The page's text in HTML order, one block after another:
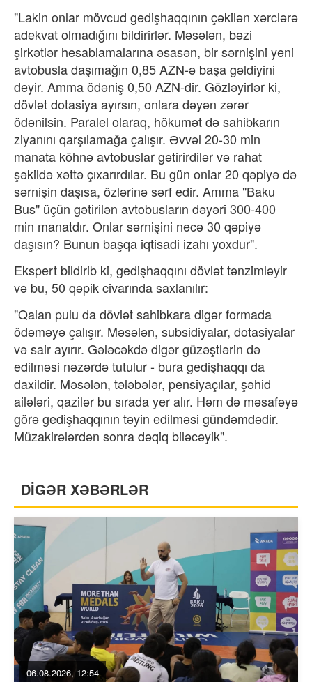
"Lakin onlar mövcud gedişhaqqının çəkilən xərclərə
adekvat olmadığını bildirirlər. Məsələn, bəzi
şirkətlər hesablamalarına əsasən, bir sərnişini yeni
avtobusla daşımağın 0,85 AZN-ə başa gəldiyini
deyir. Amma ödəniş 0,50 AZN-dir. Gözləyirlər ki,
dövlət dotasiya ayırsın, onlara dəyən zərər
ödənilsin. Paralel olaraq, hökumət də sahibkarın
ziyanını qarşılamağa çalışır. Əvvəl 20-30 min
manata köhnə avtobuslar gətirirdilər və rahat
şəkildə xəttə çıxarırdılar. Bu gün onlar 20 qəpiyə də
sərnişin daşısa, özlərinə sərf edir. Amma "Baku
Bus" üçün gətirilən avtobusların dəyəri 300-400
min manatdır. Onlar sərnişini necə 30 qəpiyə
daşısın? Bunun başqa iqtisadi izahı yoxdur".
Ekspert bildirib ki, gedişhaqqını dövlət tənzimləyir
və bu, 50 qəpik civarında saxlanılır:
"Qalan pulu da dövlət sahibkara digər formada
ödəməyə çalışır. Məsələn, subsidiyalar, dotasiyalar
və sair ayırır. Gələcəkdə digər güzəştlərin də
edilməsi nəzərdə tutulur - bura gedişhaqqı da
daxildir. Məsələn, tələbələr, pensiyaçılar, şəhid
ailələri, qazilər bu sırada yer alır. Həm də məsafəyə
görə gedişhaqqının təyin edilməsi gündəmdədir.
Müzakirələrdən sonra dəqiq biləcəyik".
DİGƏR XƏBƏRLƏR
06.08.2026, 12:54